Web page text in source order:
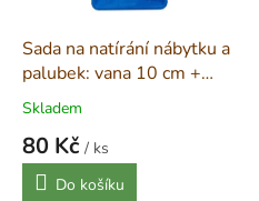
dSada na natírání nábytku a
palubek: vana 10 cm +
váleček s držákem
Skladem
80 Kč / ks
Měrná
cena: Do košíku